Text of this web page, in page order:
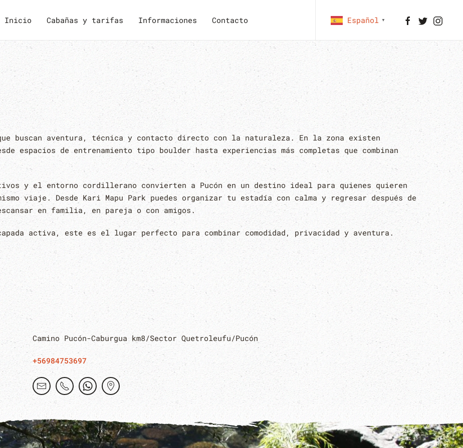
Inicio Cabañas y tarifas Informaciones Contacto Español ▼
buscan aventura, técnica y contacto directo con la naturaleza. En la zona existen
espacios de entrenamiento tipo boulder hasta experiencias más completas que combinan
y el entorno cordillerano convierten a Pucón en un destino ideal para quienes quieren
viaje. Desde Kari Mapu Park puedes organizar tu estadía con calma y regresar después de
en familia, en pareja o con amigos.
activa, este es el lugar perfecto para combinar comodidad, privacidad y aventura.
Camino Pucón-Caburgua km8/Sector Quetroleufu/Pucón
+56984753697